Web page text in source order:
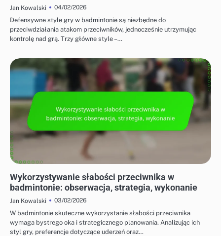
Jan Kowalski
04/02/2026
Defensywne style gry w badmintonie są niezbędne do
przeciwdziałania atakom przeciwników, jednocześnie utrzymując
kontrolę nad grą. Trzy główne style –…
Wykorzystywanie słabości przeciwnika w
badmintonie: obserwacja, strategia, wykonanie
Jan Kowalski
03/02/2026
W badmintonie skuteczne wykorzystanie słabości przeciwnika
wymaga bystrego oka i strategicznego planowania. Analizując ich
styl gry, preferencje dotyczące uderzeń oraz…